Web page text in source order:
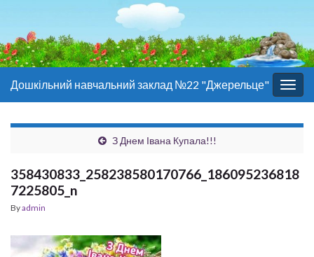
Дошкільний навчальний заклад №22 "Джерельце"
З Днем Івана Купала!!!
358430833_258238580170766_186095236818
7225805_n
Byadmin